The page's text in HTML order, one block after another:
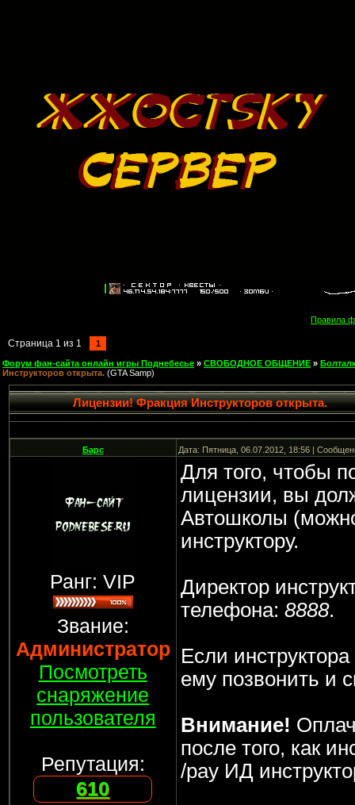
Правила
Страница 1 из 1 1
Форум фан-сайта онлайн игры Поднебесье » СВОБОДНОЕ ОБЩЕНИЕ »
Инструкторов открыта. (GTA Samp)
Лицензии! Фракция Инструкторов открыта.
Барс Дата: Пятница, 06.07.2012, 18:56 |
Ранг: VIP
Звание:
Администратор
Посмотреть
снаряжение
пользователя
Репутация:
610
Для того, чтобы
лицензии, вы
Автошколы
инструктору.
Директор
телефона: 8888.
Если
ему позвонить и
Внимание!
после того, как
/pay ИД